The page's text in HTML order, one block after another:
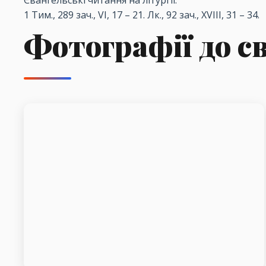
1 Тим., 289 зач., VI, 17 – 21. Лк., 92 зач., XVIII, 31 – 34.
Фотографії до